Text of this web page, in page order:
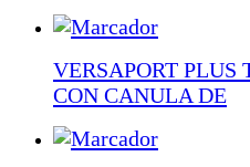
VERSAPORT
CON CANULA DE